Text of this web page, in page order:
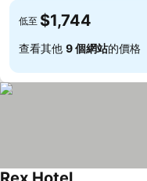
低至 $1,744
查看其他 9 個網站的價格